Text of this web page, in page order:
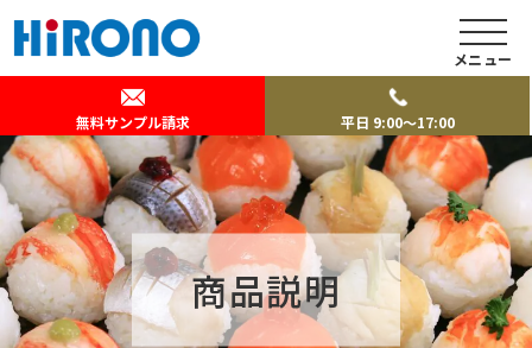
無料サンプル請求 平日 9:00～17:00
メニュー
商品説明